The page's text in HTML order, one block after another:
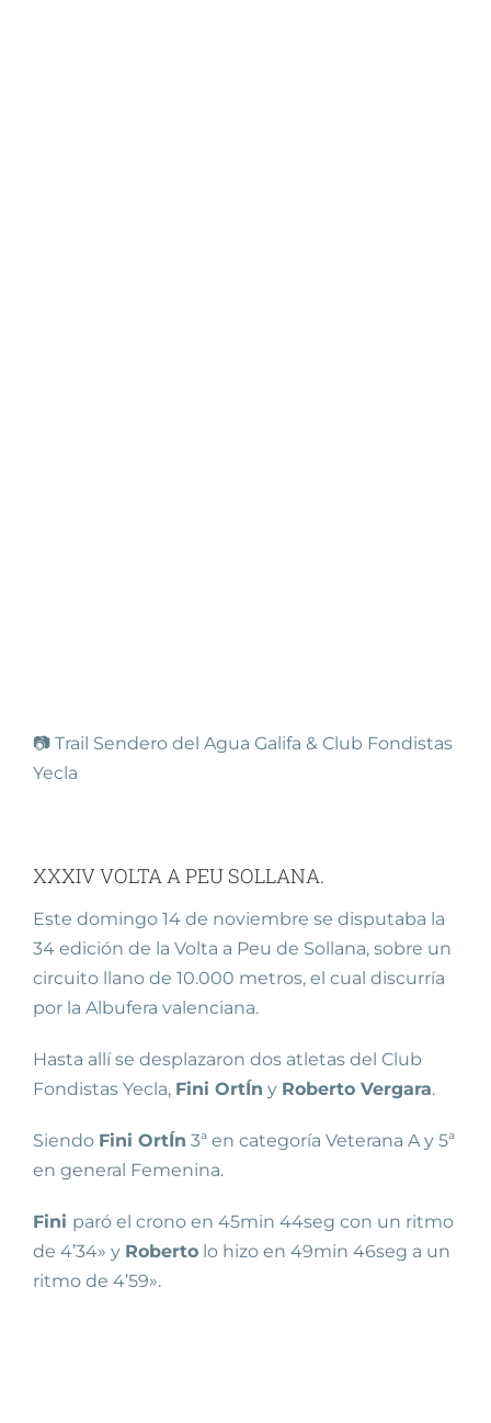
📷 Trail Sendero del Agua Galifa & Club Fondistas
Yecla
XXXIV VOLTA A PEU SOLLANA.
Este domingo 14 de noviembre se disputaba la
34 edición de la Volta a Peu de Sollana, sobre un
circuito llano de 10.000 metros, el cual discurría
por la Albufera valenciana.
Hasta allí se desplazaron dos atletas del Club
Fondistas Yecla, Fini OrtÍn y Roberto Vergara.
Siendo Fini OrtÍn 3ª en categoría Veterana A y 5ª
en general Femenina.
Fini paró el crono en 45min 44seg con un ritmo
de 4’34» y Roberto lo hizo en 49min 46seg a un
ritmo de 4’59».